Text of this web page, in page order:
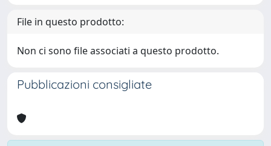
File in questo prodotto:
Non ci sono file associati a questo prodotto.
Pubblicazioni consigliate